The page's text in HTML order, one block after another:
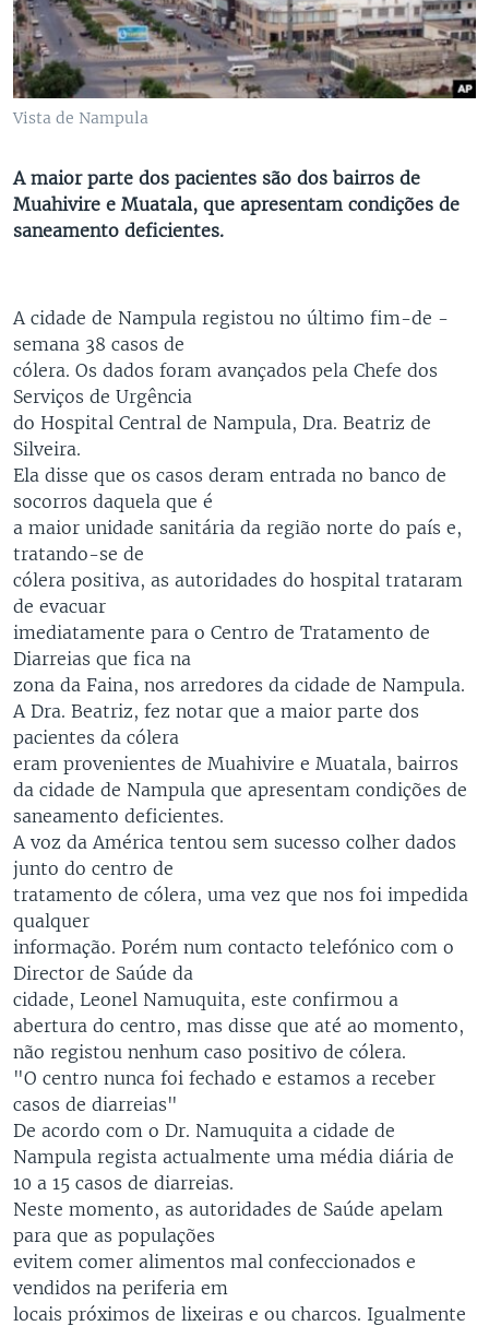
Vista de Nampula
A maior parte dos pacientes são dos bairros de
Muahivire e Muatala, que apresentam condições de
saneamento deficientes.
A cidade de Nampula registou no último fim-de -
semana 38 casos de
cólera. Os dados foram avançados pela Chefe dos
Serviços de Urgência
do Hospital Central de Nampula, Dra. Beatriz de
Silveira.
Ela disse que os casos deram entrada no banco de
socorros daquela que é
a maior unidade sanitária da região norte do país e,
tratando-se de
cólera positiva, as autoridades do hospital trataram
de evacuar
imediatamente para o Centro de Tratamento de
Diarreias que fica na
zona da Faina, nos arredores da cidade de Nampula.
A Dra. Beatriz, fez notar que a maior parte dos
pacientes da cólera
eram provenientes de Muahivire e Muatala, bairros
da cidade de Nampula que apresentam condições de
saneamento deficientes.
A voz da América tentou sem sucesso colher dados
junto do centro de
tratamento de cólera, uma vez que nos foi impedida
qualquer
informação. Porém num contacto telefónico com o
Director de Saúde da
cidade, Leonel Namuquita, este confirmou a
abertura do centro, mas disse que até ao momento,
não registou nenhum caso positivo de cólera.
"O centro nunca foi fechado e estamos a receber
casos de diarreias"
De acordo com o Dr. Namuquita a cidade de
Nampula regista actualmente uma média diária de
10 a 15 casos de diarreias.
Neste momento, as autoridades de Saúde apelam
para que as populações
evitem comer alimentos mal confeccionados e
vendidos na periferia em
locais próximos de lixeiras e ou charcos. Igualmente